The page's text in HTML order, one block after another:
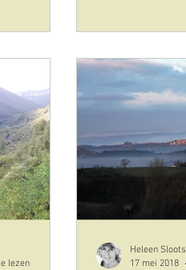
lezen
Heleen Sloots
17 mei 2018